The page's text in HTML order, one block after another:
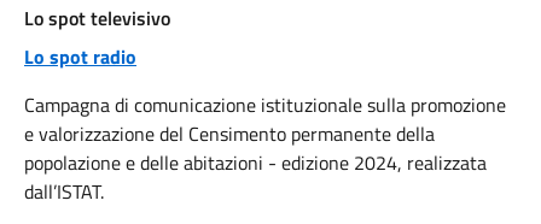
Lo spot televisivo
Lo spot radio
Campagna di comunicazione istituzionale sulla promozione
e valorizzazione del Censimento permanente della
popolazione e delle abitazioni - edizione 2024, realizzata
dall’ISTAT.